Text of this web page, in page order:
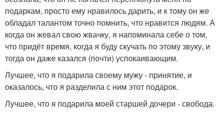
подаркам, просто ему нравилось дарить, и к тому он же
обладал талантом точно помнить, что нравится людям. А
когда он жевал свою жвачку, я напоминала себе о том,
что придёт время, когда я буду скучать по этому звуку, и
тогда он даже казался (почти) успокаивающим.
Лучшее, что я подарила своему мужу - принятие, и
оказалось, что я разделила с ним этот подарок.
Лучшее, что я подарила моей старшей дочери - свобода.